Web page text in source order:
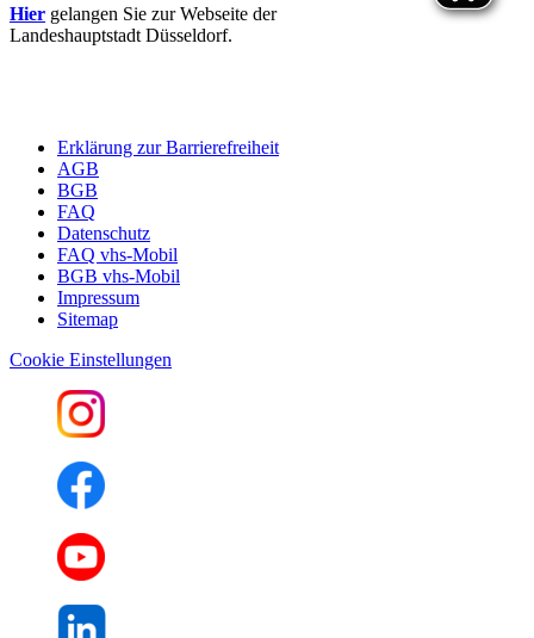
Hier gelangen Sie zur Webseite der
Landeshauptstadt Düsseldorf.
Erklärung zur Barrierefreiheit
AGB
BGB
FAQ
Datenschutz
FAQ vhs-Mobil
BGB vhs-Mobil
Impressum
Sitemap
Cookie Einstellungen